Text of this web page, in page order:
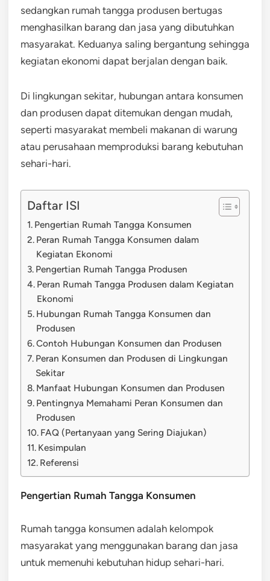
sedangkan rumah tangga produsen bertugas
menghasilkan barang dan jasa yang dibutuhkan
masyarakat. Keduanya saling bergantung sehingga
kegiatan ekonomi dapat berjalan dengan baik.
Di lingkungan sekitar, hubungan antara konsumen
dan produsen dapat ditemukan dengan mudah,
seperti masyarakat membeli makanan di warung
atau perusahaan memproduksi barang kebutuhan
sehari-hari.
Daftar ISI
Pengertian Rumah Tangga Konsumen
Peran Rumah Tangga Konsumen dalam
Kegiatan Ekonomi
Pengertian Rumah Tangga Produsen
Peran Rumah Tangga Produsen dalam Kegiatan
Ekonomi
Hubungan Rumah Tangga Konsumen dan
Produsen
Contoh Hubungan Konsumen dan Produsen
Peran Konsumen dan Produsen di Lingkungan
Sekitar
Manfaat Hubungan Konsumen dan Produsen
Pentingnya Memahami Peran Konsumen dan
Produsen
FAQ (Pertanyaan yang Sering Diajukan)
Kesimpulan
Referensi
Pengertian Rumah Tangga Konsumen
Rumah tangga konsumen adalah kelompok
masyarakat yang menggunakan barang dan jasa
untuk memenuhi kebutuhan hidup sehari-hari.